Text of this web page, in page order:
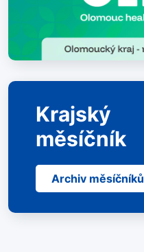
Krajský
měsíčník
Archiv měsíčníků